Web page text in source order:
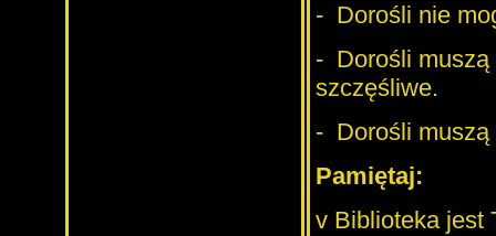
- Dorośli nie
- Dorośli
szczęśliwe.
- Dorośli
Pamiętaj:
v Biblioteka jest